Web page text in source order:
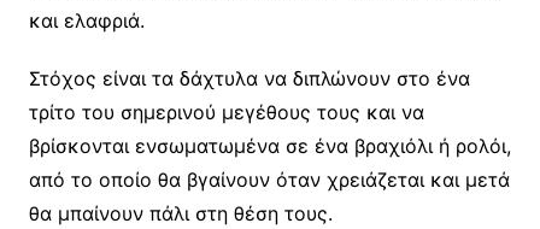
και ελαφριά.
Στόχος είναι τα δάχτυλα να διπλώνουν στο ένα
τρίτο του σημερινού μεγέθους τους και να
βρίσκονται ενσωματωμένα σε ένα βραχιόλι ή ρολόι,
από το οποίο θα βγαίνουν όταν χρειάζεται και μετά
θα μπαίνουν πάλι στη θέση τους.